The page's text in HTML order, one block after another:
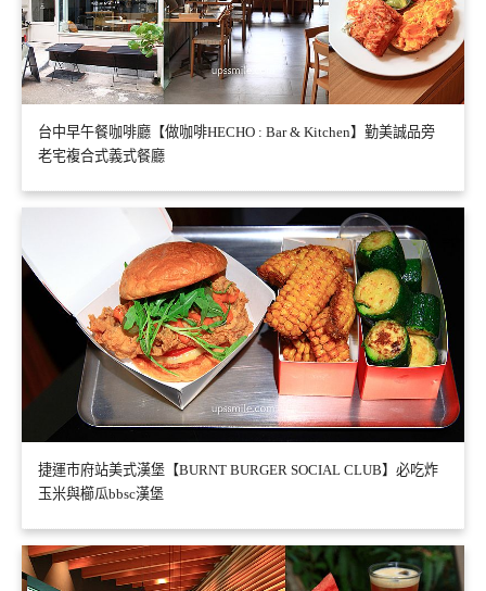
台中早午餐咖啡廳【做咖啡HECHO : Bar & Kitchen】勤美誠品旁
老宅複合式義式餐廳
捷運市府站美式漢堡【BURNT BURGER SOCIAL CLUB】必吃炸
玉米與櫛瓜bbsc漢堡